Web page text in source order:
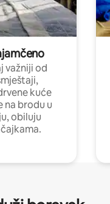
važniji od
kuće
na brodu u
obiluju